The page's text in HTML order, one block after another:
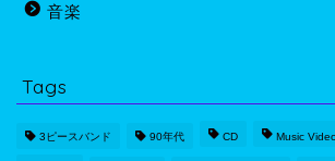
音楽
Tags
3ピースバンド 90年代 CD Music